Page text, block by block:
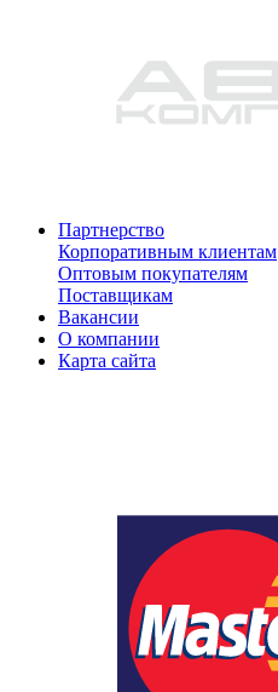
Партнерство
Корпоративным клиентам
Оптовым покупателям
Поставщикам
Вакансии
О компании
Карта сайта